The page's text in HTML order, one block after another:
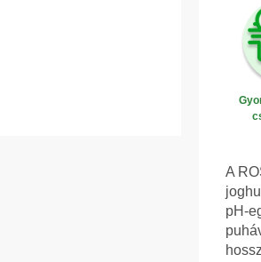
A
pH-